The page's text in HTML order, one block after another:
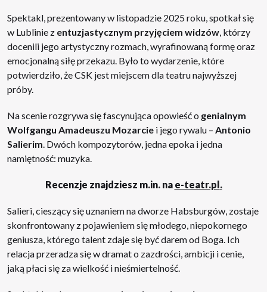
Spektakl, prezentowany w listopadzie 2025 roku, spotkał się
w Lublinie z entuzjastycznym przyjęciem widzów, którzy
docenili jego artystyczny rozmach, wyrafinowaną formę oraz
emocjonalną siłę przekazu. Było to wydarzenie, które
potwierdziło, że CSK jest miejscem dla teatru najwyższej
próby.
Na scenie rozgrywa się fascynująca opowieść o genialnym
Wolfgangu Amadeuszu Mozarcie i jego rywalu – Antonio
Salierim. Dwóch kompozytorów, jedna epoka i jedna
namiętność: muzyka.
Recenzje znajdziesz m.in. na e-teatr.pl.
Salieri, cieszący się uznaniem na dworze Habsburgów, zostaje
skonfrontowany z pojawieniem się młodego, niepokornego
geniusza, którego talent zdaje się być darem od Boga. Ich
relacja przeradza się w dramat o zazdrości, ambicji i cenie,
jaką płaci się za wielkość i nieśmiertelność.